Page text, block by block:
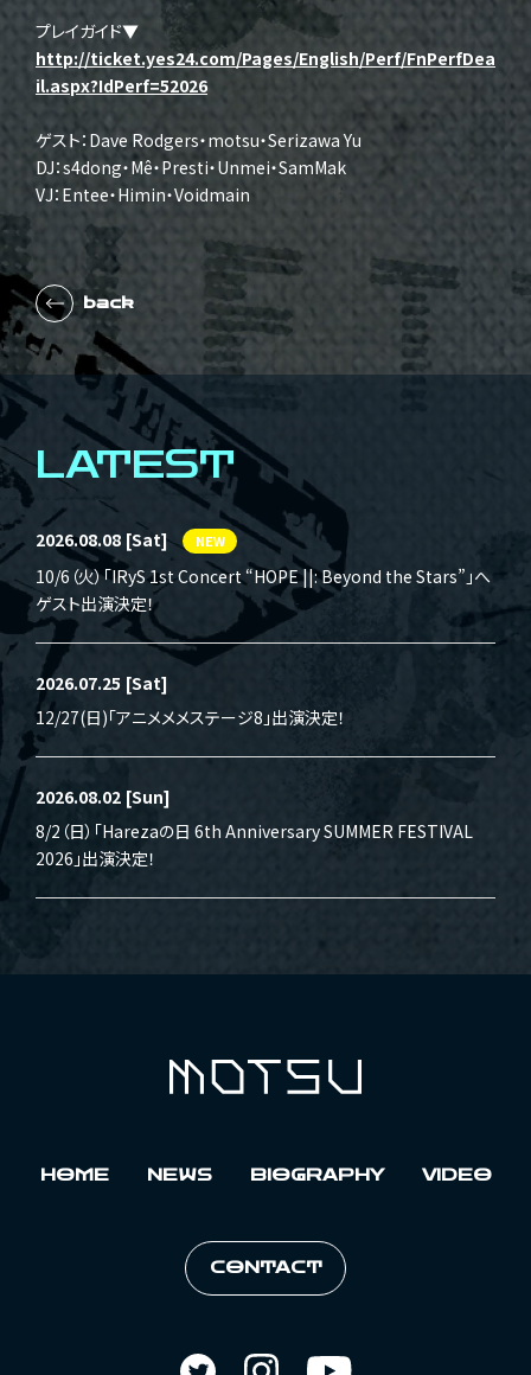
プレイガイド▼
http://ticket.yes24.com/Pages/English/Perf/FnPerfDea
il.aspx?IdPerf=52026
ゲスト：Dave Rodgers・motsu・Serizawa Yu
DJ：s4dong・Mê・Presti・Unmei・SamMak
VJ：Entee・Himin・Voidmain
back
LATEST
2026.08.08 [Sat] NEW
10/6（火）「IRyS 1st Concert “HOPE ||: Beyond the Stars”」へ
ゲスト出演決定！
2026.07.25 [Sat]
12/27(日)「アニメメメステージ8」出演決定！
2026.08.02 [Sun]
8/2（日）「Harezaの日 6th Anniversary SUMMER FESTIVAL
2026」出演決定！
HOME NEWS BIOGRAPHY VIDEO
CONTACT